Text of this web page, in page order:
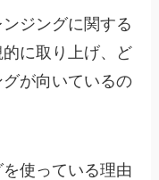
ジングに関する
に取り上げ、ど
が向いているの
使っている理由